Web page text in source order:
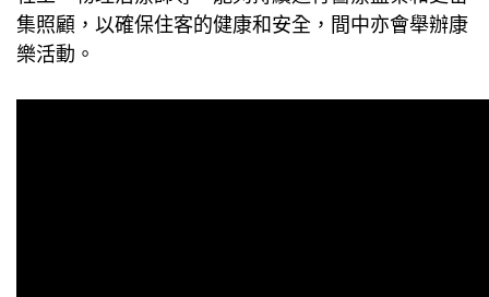
集照顧，以確保住客的健康和安全，間中亦會舉辦康
樂活動。